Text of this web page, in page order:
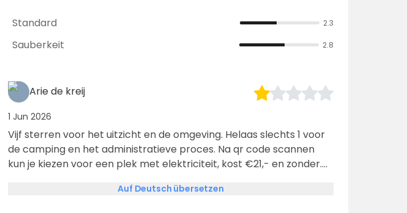
Standard 2.3
Sauberkeit 2.8
Arie de kreij
1 Jun 2026
Vijf sterren voor het uitzicht en de omgeving. Helaas slechts 1 voor
de camping en het administratieve proces. Na qr code scannen
kun je kiezen voor een plek met elektriciteit, kost €21,- en zonder.
douches zijn. Nou niet hoor. In een hoek hangt een drinkwaterslang
Auf Deutsch übersetzen